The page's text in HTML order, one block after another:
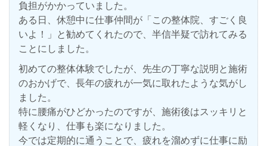
負担がかかっていました。
ある日、休憩中に仕事仲間が「この整体院、すごく良
いよ！」と勧めてくれたので、半信半疑で訪れてみる
ことにしました。
初めての整体体験でしたが、先生の丁寧な説明と施術
のおかげで、長年の疲れが一気に取れたような気がし
ました。
特に腰痛がひどかったのですが、施術後はスッキリと
軽くなり、仕事も楽になりました。
今では定期的に通うことで、疲れを溜めずに仕事に励